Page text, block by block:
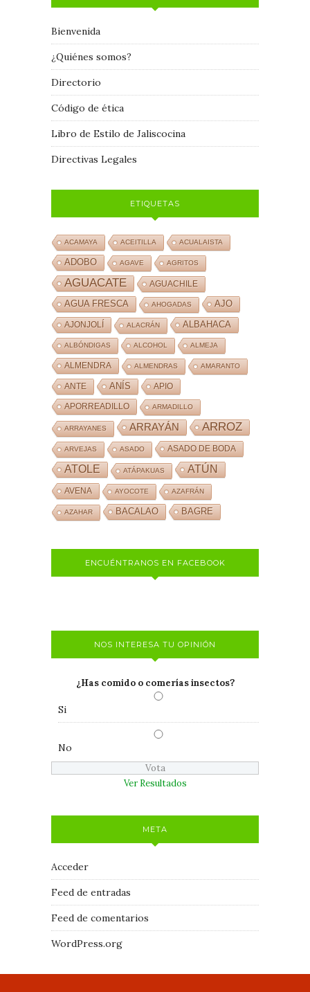
Bienvenida
¿Quiénes somos?
Directorio
Código de ética
Libro de Estilo de Jaliscocina
Directivas Legales
ETIQUETAS
ACAMAYA ACEITILLA ACUALAISTA
ADOBO AGAVE AGRITOS
AGUACATE AGUACHILE
AGUA FRESCA AHOGADAS AJO
AJONJOLÍ ALACRÁN ALBAHACA
ALBÓNDIGAS ALCOHOL ALMEJA
ALMENDRA ALMENDRAS AMARANTO
ANTE ANÍS APIO
APORREADILLO ARMADILLO
ARRAYANES ARRAYÁN ARROZ
ARVEJAS ASADO ASADO DE BODA
ATOLE ATÁPAKUAS ATÚN
AVENA AYOCOTE AZAFRÁN
AZAHAR BACALAO BAGRE
ENCUÉNTRANOS EN FACEBOOK
NOS INTERESA TU OPINIÓN
¿Has comido o comerías insectos?
Si
No
Ver Resultados
META
Acceder
Feed de entradas
Feed de comentarios
WordPress.org